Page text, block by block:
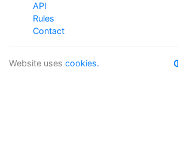
API
Rules
Contact
Website uses cookies.